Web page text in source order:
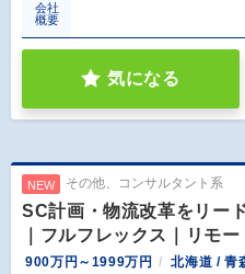
会社
概要
気になる
NEW その他、コンサルタント系
SC計画・物流改革をリー
｜フルフレックス｜リモ
900万円～1999万円
北海道 / 青